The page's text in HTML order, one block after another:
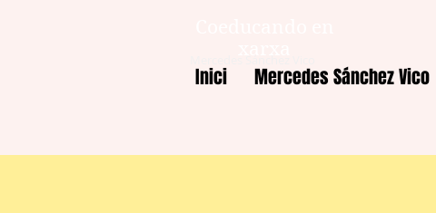
Inici Mercedes Sánchez Vico